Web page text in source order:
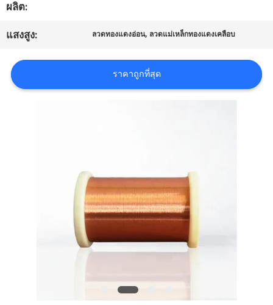
ข่าว
ขอ
ผลิต:
แสงสูง: ลวดทองแดงอ่อน, ลวดแม่เหล็กทองแดงเคลือบ
ราคาถูกที่สุด